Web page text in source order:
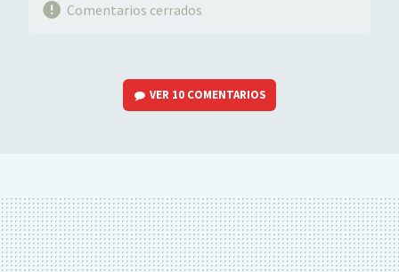
Comentarios cerrados
VER 10 COMENTARIOS